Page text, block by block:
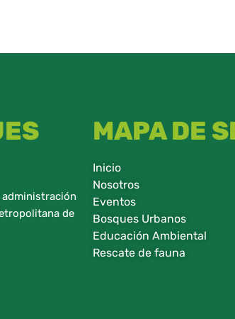
administración
de
MAPA DE
Inicio
Nosotros
Eventos
Bosques Urbanos
Educación Ambiental
Rescate de fauna​